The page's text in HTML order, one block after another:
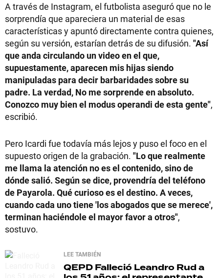
A través de Instagram, el futbolista aseguró que no le
sorprendía que apareciera un material de esas
características y apuntó directamente contra quienes,
según su versión, estarían detrás de su difusión. "Así
que anda circulando un video en el que,
supuestamente, aparecen mis hijas siendo
manipuladas para decir barbaridades sobre su
padre. La verdad, No me sorprende en absoluto.
Conozco muy bien el modus operandi de esta gente",
escribió.
Pero Icardi fue todavía más lejos y puso el foco en el
supuesto origen de la grabación. "Lo que realmente
me llama la atención no es el contenido, sino de
dónde salió. Según se dice, provendría del teléfono
de Payarola. Qué curioso es el destino. A veces,
cuando cada uno tiene 'los abogados que se merece',
terminan haciéndole el mayor favor a otros",
sostuvo.
LEE TAMBIÉN
QEPD Falleció Leandro Rud a